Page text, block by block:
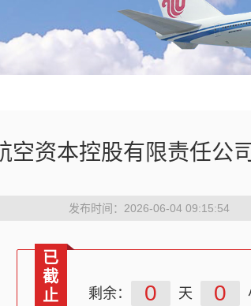
空资本控股有限责任公
发布时间：2026-06-04 09:15:54
已
截
止
剩余： 0 天 0